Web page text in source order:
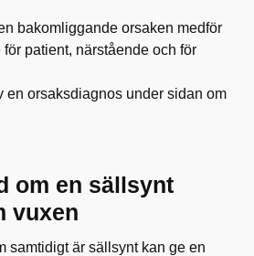
bakomliggande orsaken medför
patient, närstående och för
en orsaksdiagnos under sidan om
om en sällsynt
vuxen
samtidigt är sällsynt kan ge en